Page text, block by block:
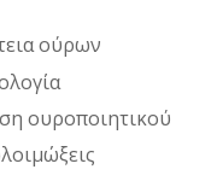
ούρων
ουροποιητικού